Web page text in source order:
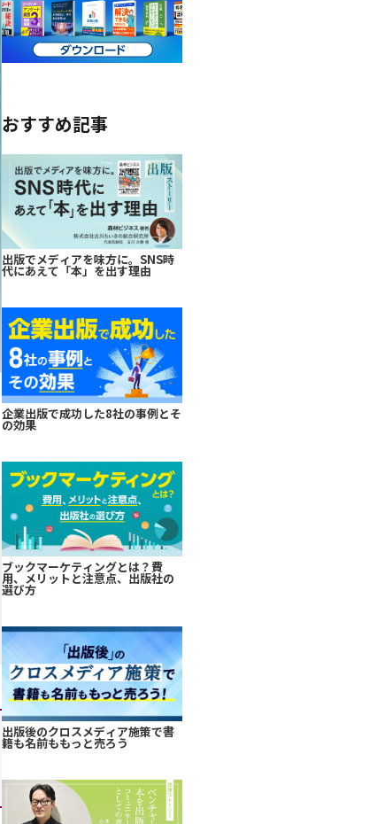
おすすめ記事
出版でメディアを味方に。SNS時
代にあえて「本」を出す理由
企業出版で成功した8社の事例とそ
の効果
ブックマーケティングとは？費
用、メリットと注意点、出版社の
選び方
出版後のクロスメディア施策で書
籍も名前ももっと売ろう